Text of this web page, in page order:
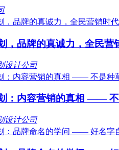
，品牌的真诚力，全民营
设计公司
：内容营销的真相 ——
设计公司